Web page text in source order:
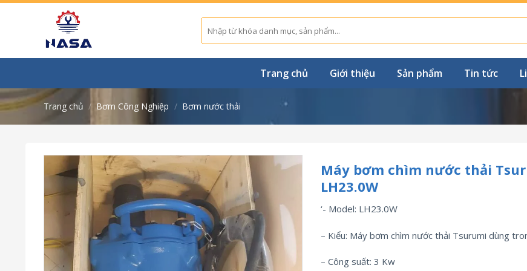
Skip
Tìm
kiếm:
Trang chủ Giới thiệu Sản phẩm Tin tức
Trang chủ / Bơm Công Nghiệp / Bơm nước thải
Máy bơm chìm nước thải
LH23.0W
‘- Model: LH23.0W
– Kiểu: Máy bơm chìm nước thải Tsurumi dùng
– Công suất: 3 Kw